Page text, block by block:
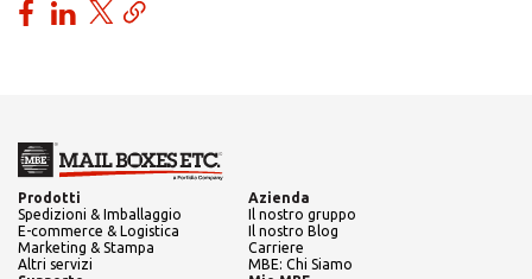
Prodotti
Spedizioni & Imballaggio
E-commerce & Logistica
Marketing & Stampa
Altri servizi
Azienda
Il nostro gruppo
Il nostro Blog
Carriere
MBE: Chi Siamo